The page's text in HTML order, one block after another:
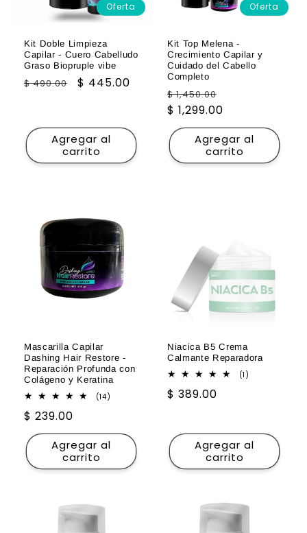
Oferta
Kit Doble Limpieza
Capilar - Cuero Cabelludo
Graso Biopruple vibe
Precio
$ 490.00
Precio
$ 445.00
Agregar al
carrito
Oferta
Kit Top Melena -
Crecimiento Capilar y
Cuidado del Cabello
Completo
Precio
habitual
$ 1,450.00
oferta
$ 1,299.00
Agregar al
carrito
Mascarilla Capilar
Dashing Hair Restore -
Reparación Profunda con
Colágeno y Keratina
(14)
Precio
habitual
$ 239.00
Agregar al
carrito
Niacica B5 Crema
Calmante Reparadora
(1)
Precio
$ 389.00
Agregar al
carrito